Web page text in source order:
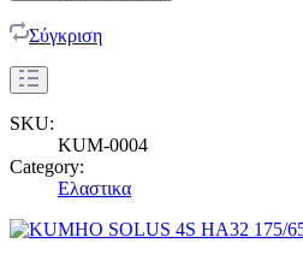
Σύγκριση
SKU:
KUM-0004
Category:
Ελαστικα